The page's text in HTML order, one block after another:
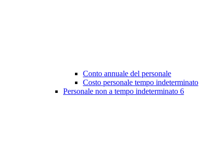
Conto annuale del personale
Costo personale tempo indeterminato
Personale non a tempo indeterminato 6